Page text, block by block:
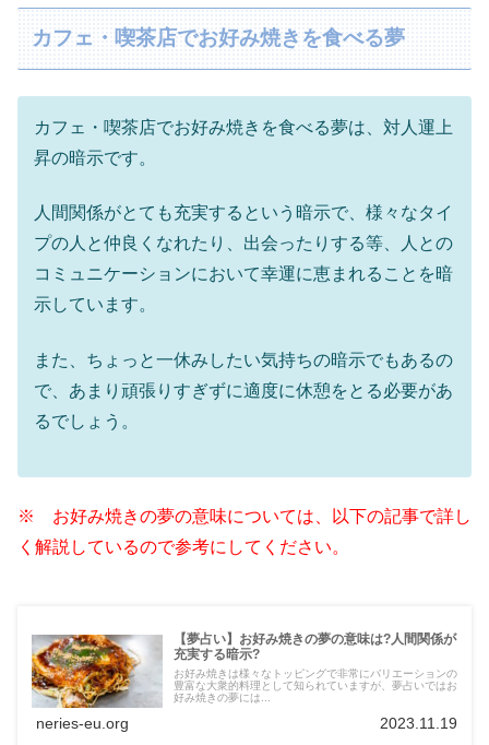
カフェ・喫茶店でお好み焼きを食べる夢
カフェ・喫茶店でお好み焼きを食べる夢は、対人運上
昇の暗示です。
人間関係がとても充実するという暗示で、様々なタイ
プの人と仲良くなれたり、出会ったりする等、人との
コミュニケーションにおいて幸運に恵まれることを暗
示しています。
また、ちょっと一休みしたい気持ちの暗示でもあるの
で、あまり頑張りすぎずに適度に休憩をとる必要があ
るでしょう。
※ お好み焼きの夢の意味については、以下の記事で詳し
く解説しているので参考にしてください。
【夢占い】お好み焼きの夢の意味は?人間関係が
充実する暗示?
お好み焼きは様々なトッピングで非常にバリエーションの
豊富な大衆的料理として知られていますが、夢占いではお
好み焼きの夢には...
neries-eu.org 2023.11.19